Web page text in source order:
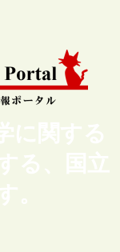
に関する
る、国立
。